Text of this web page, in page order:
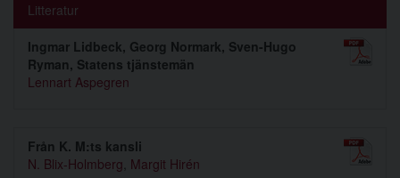
Litteratur
Ingmar Lidbeck, Georg Normark, Sven-Hugo
Ryman, Statens tjänstemän
Lennart Aspegren
Från K. M:ts kansli
N. Blix-Holmberg, Margit Hirén